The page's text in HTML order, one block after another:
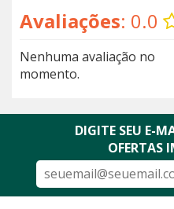
Avaliações: 0.0
Nenhuma avaliação no
momento.
DIGITE SEU E-
OFERTAS